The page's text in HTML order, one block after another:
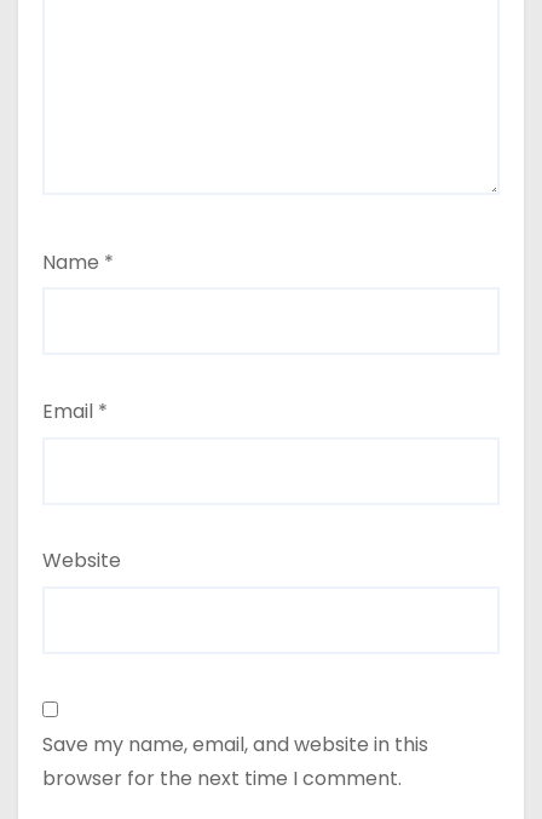
Name *
Email *
Website
Save my name, email, and website in this
browser for the next time I comment.